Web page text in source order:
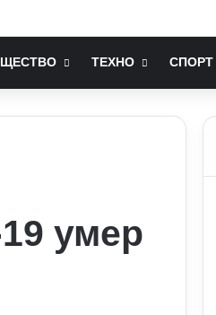
відомий
ТЕХНО СПОРТ
умер